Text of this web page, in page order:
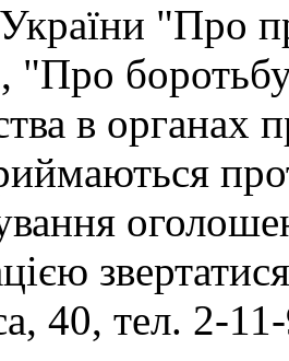
України "Про
"Про боротьбу
в органах
40, тел. 2-